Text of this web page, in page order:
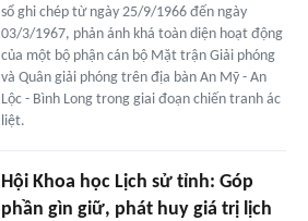
sổ ghi chép từ ngày 25/9/1966 đến ngày
03/3/1967, phản ánh khá toàn diện hoạt động
của một bộ phận cán bộ Mặt trận Giải phóng
và Quân giải phóng trên địa bàn An Mỹ - An
Lộc - Bình Long trong giai đoạn chiến tranh ác
liệt.
Hội Khoa học Lịch sử tỉnh: Góp
phần gìn giữ, phát huy giá trị lịch